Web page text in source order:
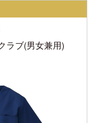
ラブ(男女兼用)